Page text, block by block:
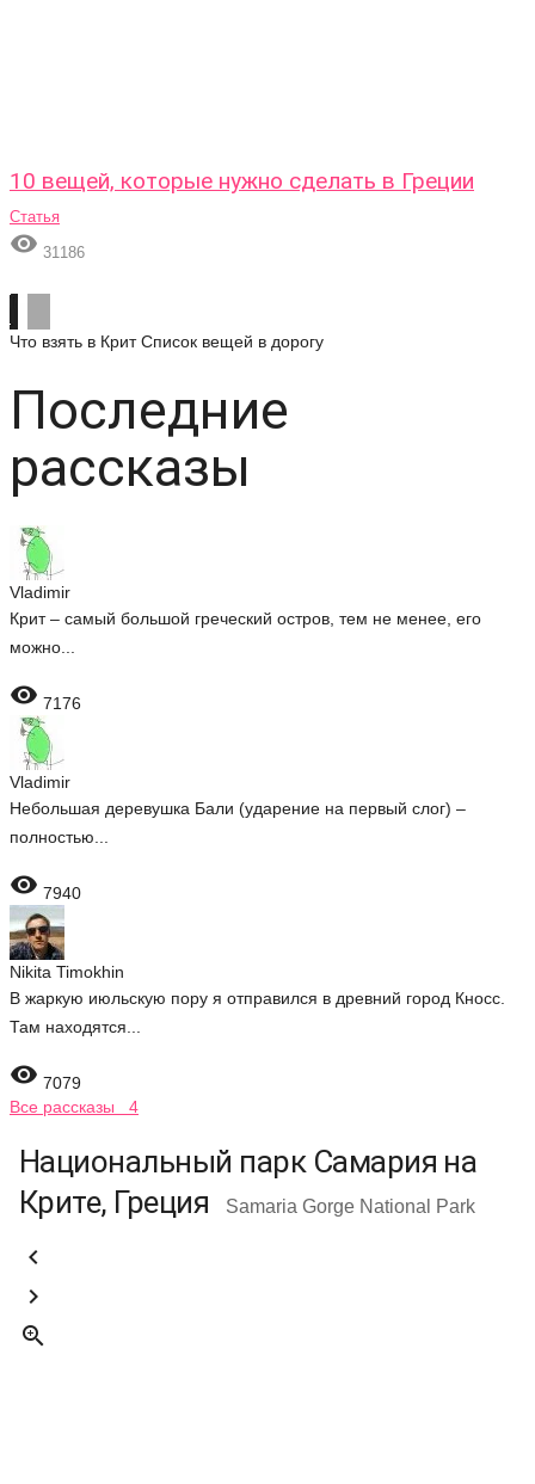
10 вещей, которые нужно сделать в Греции
Статья
 31186
Что взять в Крит Список вещей в дорогу
Последние
рассказы
Vladimir
Крит – самый большой греческий остров, тем не менее, его
можно...
 7176
Vladimir
Небольшая деревушка Бали (ударение на первый слог) –
полностью...
 7940
Nikita Timokhin
В жаркую июльскую пору я отправился в древний город Кносс.
Там находятся...
 7079
Все рассказы 4
Национальный парк Самария на
Крите, Греция
Samaria Gorge National Park


